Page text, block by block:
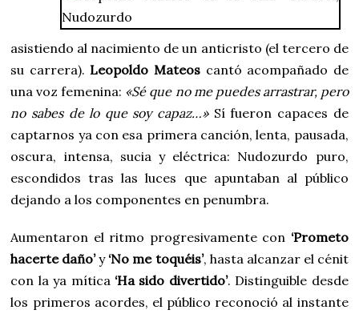
asistiendo al nacimiento de un anticristo (el tercero de
su carrera). Leopoldo Mateos cantó acompañado de
una voz femenina: «Sé que no me puedes arrastrar, pero
no sabes de lo que soy capaz…»Sí fueron capaces de
captarnos ya con esa primera canción, lenta, pausada,
oscura, intensa, sucia y eléctrica: Nudozurdo puro,
escondidos tras las luces que apuntaban al público
dejando a los componentes en penumbra.
Aumentaron el ritmo progresivamente con ‘Prometo
hacerte daño’y‘No me toquéis’, hasta alcanzar el cénit
con la ya mítica ‘Ha sido divertido’. Distinguible desde
los primeros acordes, el público reconoció al instante